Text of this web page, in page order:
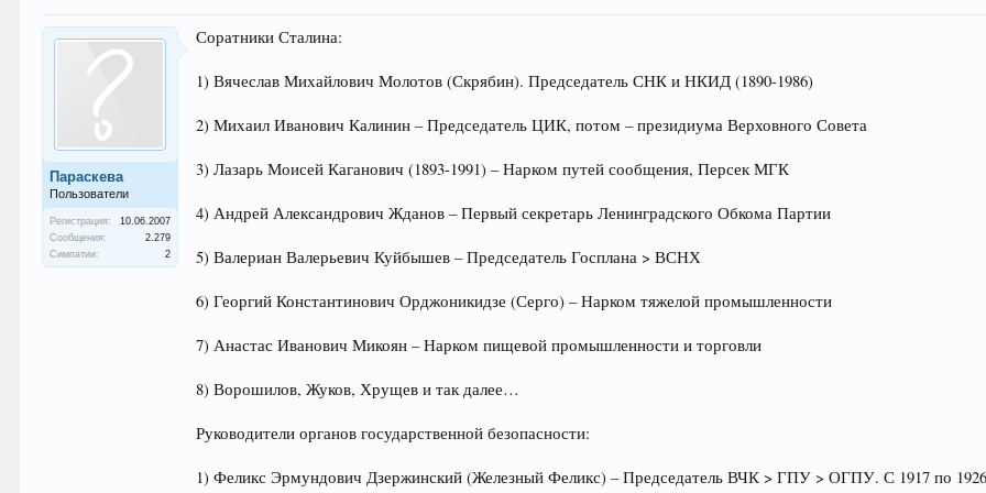
Параскева
Пользователи
Регистрация:
10.06.2007
Сообщения:
2.279
Симпатии:
2
Соратники Сталина:
1) Вячеслав Михайлович Молотов (Скрябин). Председатель СНК и НКИД (1890-1986)
2) Михаил Иванович Калинин – Председатель ЦИК, потом – президиума Верховного Совета
3) Лазарь Моисей Каганович (1893-1991) – Нарком путей сообщения, Персек МГК
4) Андрей Александрович Жданов – Первый секретарь Ленинградского Обкома Партии
5) Валериан Валерьевич Куйбышев – Председатель Госплана > ВСНХ
6) Георгий Константинович Орджоникидзе (Серго) – Нарком тяжелой промышленности
7) Анастас Иванович Микоян – Нарком пищевой промышленности и торговли
8) Ворошилов, Жуков, Хрущев и так далее…
Руководители органов государственной безопасности:
1) Феликс Эрмундович Дзержинский (Железный Феликс) – Председатель ВЧК > ГПУ > ОГПУ. С 1917 по